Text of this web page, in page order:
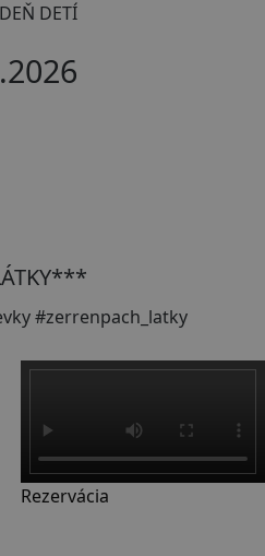
DEŇ DETÍ
#zerrenpach_latky
Rezervácia